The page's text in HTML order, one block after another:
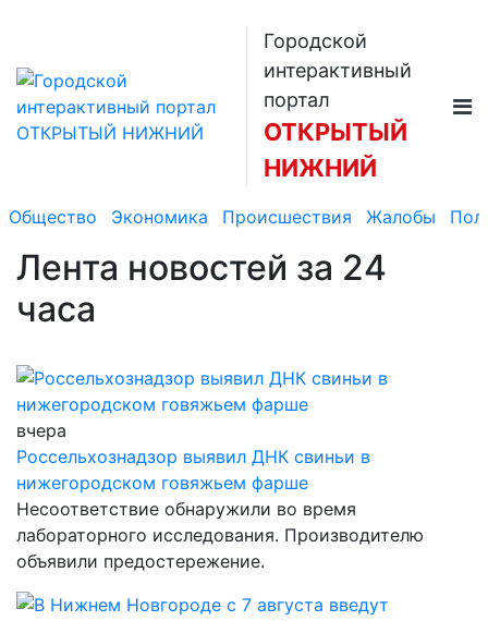
Городской
интерактивный
портал
ОТКРЫТЫЙ
НИЖНИЙ
Общество Экономика Происшествия Жалобы
Лента новостей за 24
часа
вчера
Россельхознадзор выявил ДНК свиньи в
нижегородском говяжьем фарше
Несоответствие обнаружили во время
лабораторного исследования. Производителю
объявили предостережение.